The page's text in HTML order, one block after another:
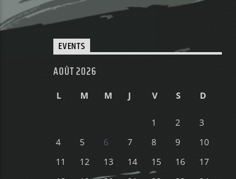
EVENTS
AOÛT 2026
L M M J V S D
1 2
3
4
5 6 7 8 9
10
11
12 13 14 15 16
17